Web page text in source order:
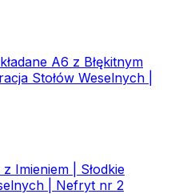
A6 z Błękitnym
Stołów Weselnych |
Imieniem | Słodkie
| Nefryt nr 2